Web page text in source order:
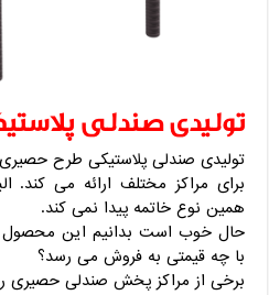
تولیدی صندلی
تولیدی صندلی پلاستیکی طرح
برای مراکز مختلف ارائه می کند.
همین نوع خاتمه پیدا نمی کند.
حال خوب است بدانیم این
با چه قیمتی به فروش می رسد؟
برخی از مراکز پخش صندلی حصیری